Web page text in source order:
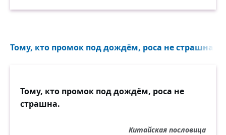
Тому, кто промок под дождём, роса не страшна...
Тому, кто промок под дождём, роса не
страшна.
Китайская пословица